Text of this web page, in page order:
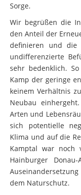
Sorge.
Wir begrüßen die
den Anteil der
definieren und die
undifferenzierte
sehr bedenklich.
Kamp der geringe
keinem Verhältnis
Neubau
Arten und
sich potentielle
Klima und auf die
Kamptal war noch
Hainburger
dem Naturschutz.